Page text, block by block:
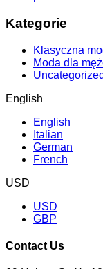
Kategorie
Klasyczna
Moda dla
Uncategorized
English
English
Italian
German
French
USD
USD
GBP
Contact Us